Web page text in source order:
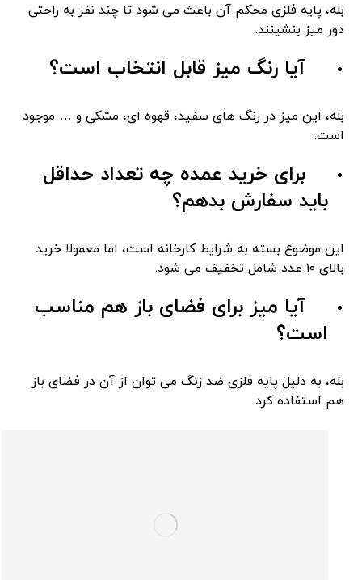
بله، پایه فلزی محکم آن باعث می ‌شود تا چند نفر به راحتی
دور میز بنشینند.
آیا رنگ میز قابل انتخاب است؟
بله، این میز در رنگ ‌های سفید، قهوه ‌ای، مشکی و … موجود
است.
برای خرید عمده چه تعداد حداقل
باید سفارش بدهم؟
این موضوع بسته به شرایط کارخانه است، اما معمولا خرید
بالای ۱۰ عدد شامل تخفیف می ‌شود.
آیا میز برای فضای باز هم مناسب
است؟
بله، به دلیل پایه فلزی ضد زنگ می ‌توان از آن در فضای باز
هم استفاده کرد.